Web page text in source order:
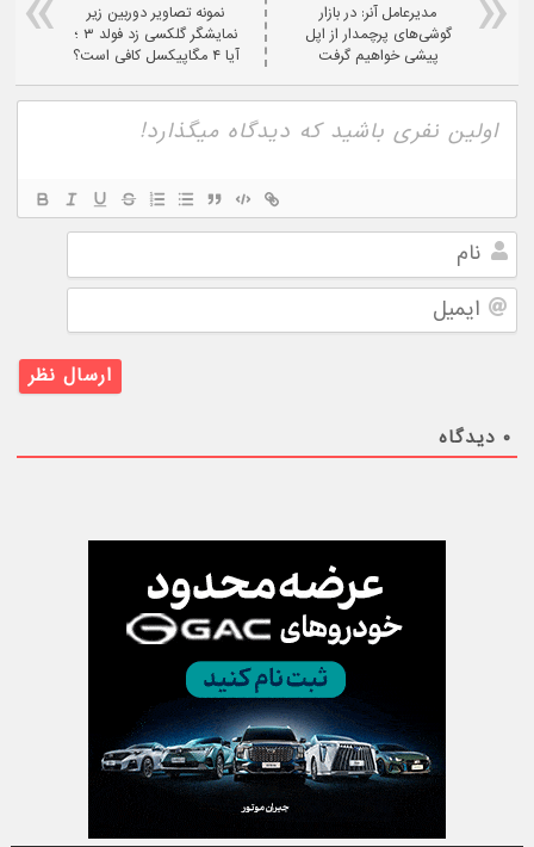
نمونه تصاویر دوربین زیر
نمایشگر گلکسی زد فولد ۳ ؛
آیا ۴ مگاپیکسل کافی است؟
مدیرعامل آنر: در بازار
گوشی‌های پرچمدار از اپل
پیشی خواهیم گرفت
نام
ایمیل
۰ دیدگاه